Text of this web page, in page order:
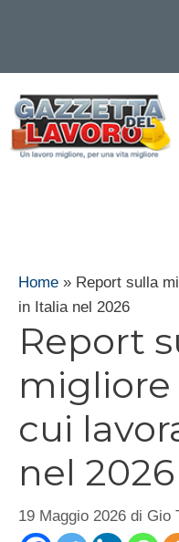
contenuto
Home » Report sulla
in Italia nel 2026
Report
migliore
cui
nel 2026
19 Maggio 2026 di Gio